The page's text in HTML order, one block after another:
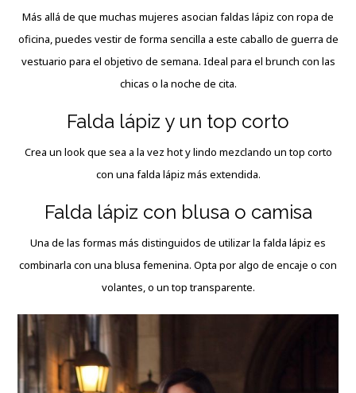
Más allá de que muchas mujeres asocian faldas lápiz con ropa de
oficina, puedes vestir de forma sencilla a este caballo de guerra de
vestuario para el objetivo de semana. Ideal para el brunch con las
chicas o la noche de cita.
Falda lápiz y un top corto
Crea un look que sea a la vez hot y lindo mezclando un top corto
con una falda lápiz más extendida.
Falda lápiz con blusa o camisa
Una de las formas más distinguidos de utilizar la falda lápiz es
combinarla con una blusa femenina. Opta por algo de encaje o con
volantes, o un top transparente.